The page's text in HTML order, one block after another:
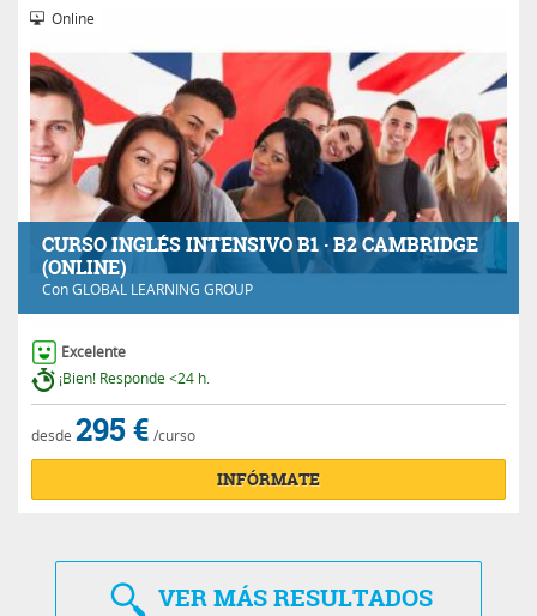
CURSO INGLÉS INTENSIVO B1 · B2 CAMBRIDGE
(ONLINE)
ConGLOBAL LEARNING GROUP
Online
Excelente
¡Bien! Responde <24 h.
desde 295 € /curso
INFÓRMATE
VERMÁS RESULTADOS